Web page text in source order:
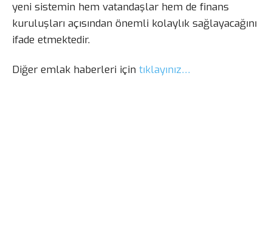
yeni sistemin hem vatandaşlar hem de finans
kuruluşları açısından önemli kolaylık sağlayacağını
ifade etmektedir.
Diğer emlak haberleri için tıklayınız…